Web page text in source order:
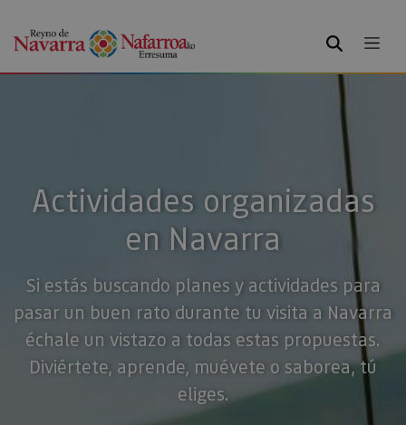
BUSCAR
Actividades organizadas
en Navarra
Si estás buscando planes y actividades para
pasar un buen rato durante tu visita a Navarra
échale un vistazo a todas estas propuestas.
Diviértete, aprende, muévete o saborea, tú
eliges.